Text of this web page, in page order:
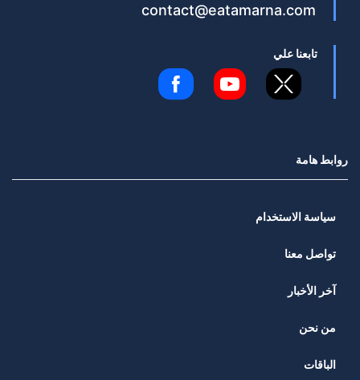
contact@eatamarna.com
تابعنا علي
روابط هامة
سياسة الاستخدام
تواصل معنا
آخر الأخبار
من نحن
الباقات